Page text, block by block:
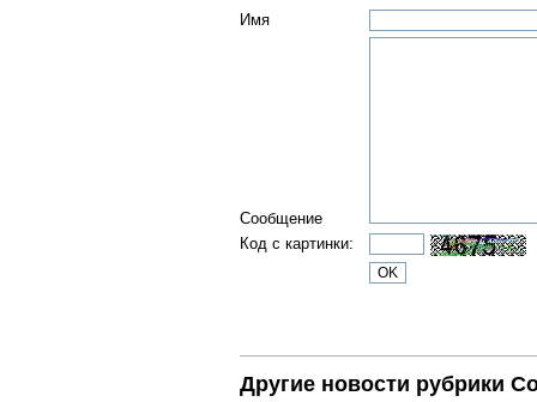
Имя
Сообщение
Код с картинки:
Другие новости рубрики